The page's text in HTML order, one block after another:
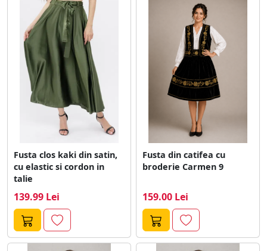
Fusta clos kaki din satin,
cu elastic si cordon in
talie
139.99 Lei
Fusta din catifea cu
broderie Carmen 9
159.00 Lei